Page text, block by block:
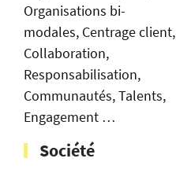
Organisations bi-
modales, Centrage client,
Collaboration,
Responsabilisation,
Communautés, Talents,
Engagement …
Société